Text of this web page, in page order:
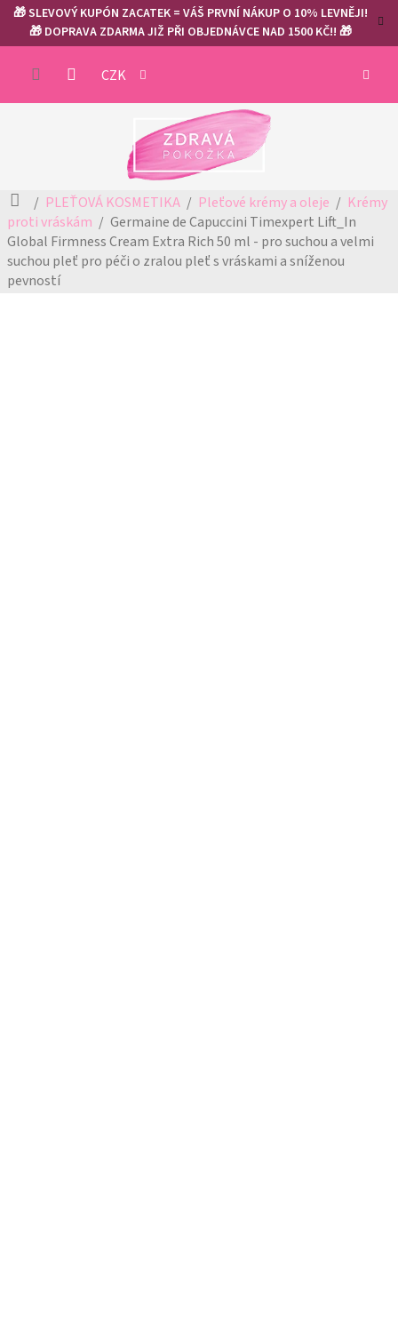
Přejít
obsah
🎁 SLEVOVÝ KUPÓN ZACATEK = VÁŠ PRVNÍ NÁKUP O 10% LEVNĚJI!
🎁 DOPRAVA ZDARMA JIŽ PŘI OBJEDNÁVCE NAD 1500 KČ!! 🎁
CZK
Domů
PLEŤOVÁ KOSMETIKA Pleťové krémy a oleje
Krémy
proti vráskám
Germaine de Capuccini Timexpert Lift_In
Global Firmness Cream Extra Rich 50 ml - pro suchou a velmi
suchou pleť pro péči o zralou pleť s vráskami a sníženou
pevností